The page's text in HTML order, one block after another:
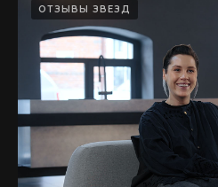
ОТЗЫВЫ ЗВЕЗД